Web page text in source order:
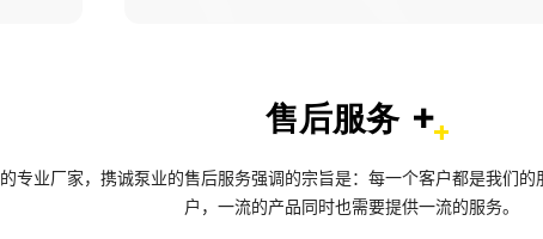
售后服务 +
专业厂家，携诚泵业的售后服务强调的宗旨是：每一个客户都是我们
户，一流的产品同时也需要提供一流的服务。